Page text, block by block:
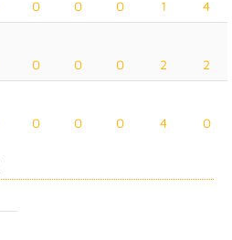
0 0 0 1 4
0 0 0 2 2
0 0 0 4 0